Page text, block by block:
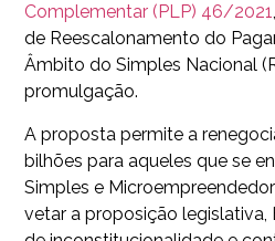
Complementar (PLP) 46/2021
de Reescalonamento do
Âmbito do Simples Nacional
promulgação.
A proposta permite a
bilhões para aqueles que se
Simples e
vetar a proposição legislativa,